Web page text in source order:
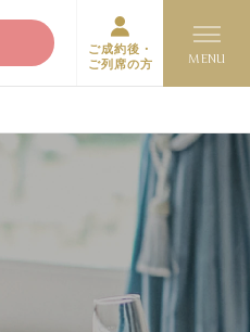
ご成約後・
ご列席の方